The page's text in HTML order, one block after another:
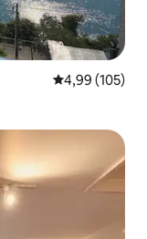
Vidējais
4,99 (105)